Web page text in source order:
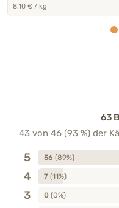
8,10 € / kg
63
43 von 46 (93 %) der
5 56 (89%)
4 7 (11%)
3 0 (0%)